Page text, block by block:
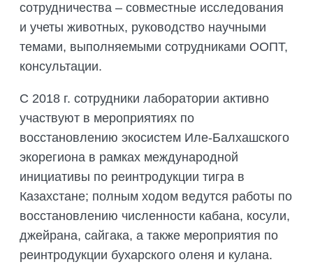
сотрудничества – совместные исследования
и учеты животных, руководство научными
темами, выполняемыми сотрудниками ООПТ,
консультации.
С 2018 г. сотрудники лаборатории активно
участвуют в мероприятиях по
восстановлению экосистем Иле-Балхашского
экорегиона в рамках международной
инициативы по реинтродукции тигра в
Казахстане; полным ходом ведутся работы по
восстановлению численности кабана, косули,
джейрана, сайгака, а также мероприятия по
реинтродукции бухарского оленя и кулана.